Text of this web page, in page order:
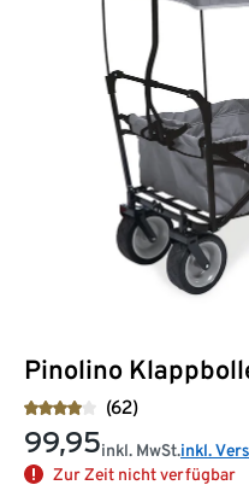
Pinolino
(62)
99,95inkl. MwSt.inkl.
Zur Zeit nicht verfügbar